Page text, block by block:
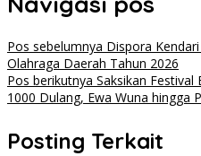
Pos sebelumnya Dispora
Olahraga Daerah Tahun 2026
Pos berikutnya Saksikan Festival
1000 Dulang, Ewa Wuna hingga
Posting Terkait